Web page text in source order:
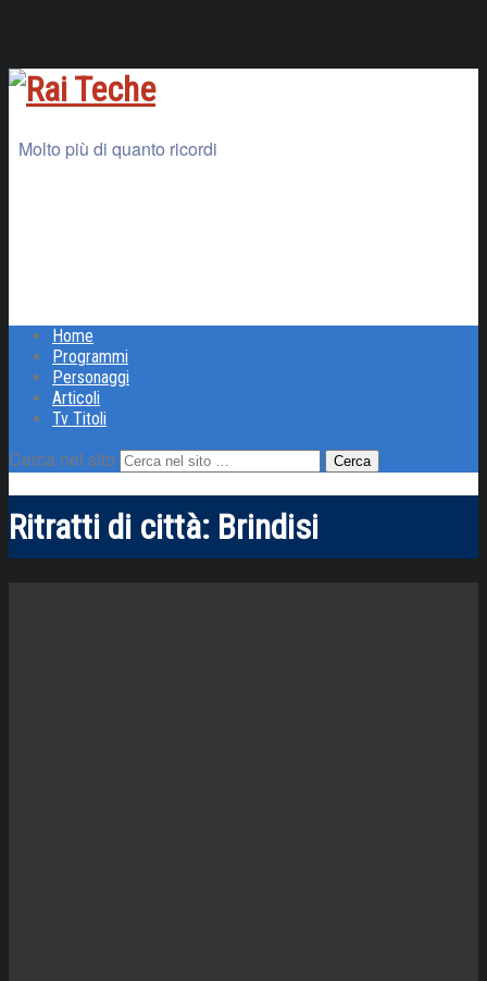
Molto più di quanto ricordi
Home
Programmi
Personaggi
Articoli
Tv Titoli
Cerca nel sito
Ritratti di città: Brindisi